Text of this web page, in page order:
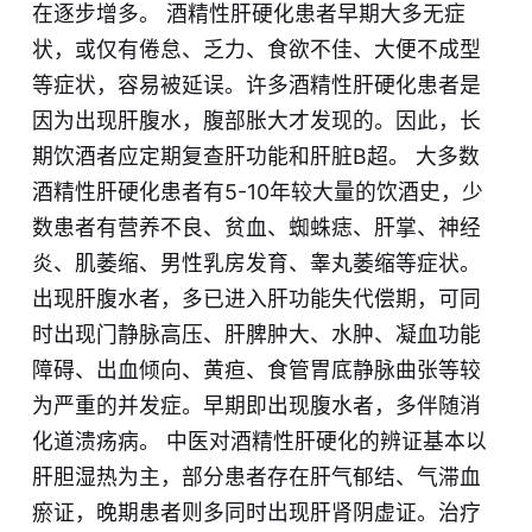
在逐步增多。 酒精性肝硬化患者早期大多无症
状，或仅有倦怠、乏力、食欲不佳、大便不成型
等症状，容易被延误。许多酒精性肝硬化患者是
因为出现肝腹水，腹部胀大才发现的。因此，长
期饮酒者应定期复查肝功能和肝脏B超。 大多数
酒精性肝硬化患者有5-10年较大量的饮酒史，少
数患者有营养不良、贫血、蜘蛛痣、肝掌、神经
炎、肌萎缩、男性乳房发育、睾丸萎缩等症状。
出现肝腹水者，多已进入肝功能失代偿期，可同
时出现门静脉高压、肝脾肿大、水肿、凝血功能
障碍、出血倾向、黄疸、食管胃底静脉曲张等较
为严重的并发症。早期即出现腹水者，多伴随消
化道溃疡病。 中医对酒精性肝硬化的辨证基本以
肝胆湿热为主，部分患者存在肝气郁结、气滞血
瘀证，晚期患者则多同时出现肝肾阴虚证。治疗